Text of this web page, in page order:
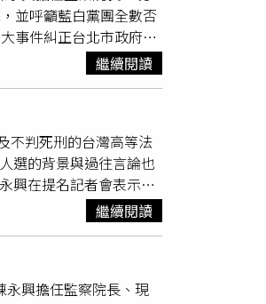
主張監察院應該廢除，
疑賴清德是否真心希望
自己是「最後一任監察
讓國民黨陷入兩難。趙
此，他主張國民黨應
主張「圓夢」。
，並呼籲藍白黨團全數否
事件糾正台北市政府，
提名人名單出爐後，後
」立場，並將針對全數
是針對我們大龍市場
回應。最近伶牙俐齒、
案。林亮君表示，蔣萬
，時間不過一年前，監
管理、監督與檢查流於
亮君質疑，一年前被監
社會安全網的漏接，
府。正事不做，對民
繼續閱讀
不判死刑的台灣高等法
選的背景與過往言論也
興在提名記者會表示，
由國會行使，但在修憲
開放態度，但有聲音質
也受到外界眾多關注，
為，侯判決均依循證據
繼續閱讀
永興擔任監察院長、現